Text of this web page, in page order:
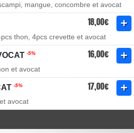
mangue, concombre et avocat
18,00€
thon, 4pcs crevette et avocat
-5% 16,00€
et avocat
-5% 17,00€
avocat